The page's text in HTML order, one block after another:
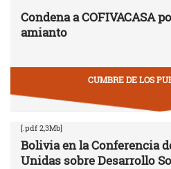
Condena a COFIVACASA
amianto
CUMBRE DE LOS
[.pdf 2,3Mb]
Bolivia en la Conferencia
Unidas sobre Desarrollo